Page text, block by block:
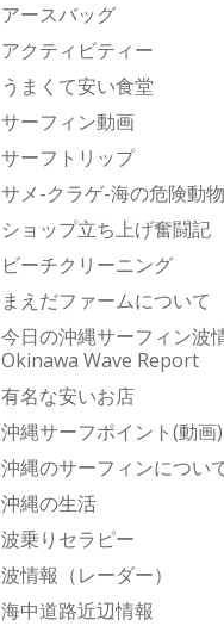
アースバッグ
アクティビティー
うまくて安い食堂
サーフィン動画
サーフトリップ
サメ-クラゲ-海の危険動物
ショップ立ち上げ奮闘記
ビーチクリーニング
まえだファームについて
今日の沖縄サーフィン波
Okinawa Wave Report
有名な安いお店
沖縄サーフポイント(動画)
沖縄のサーフィンについ
沖縄の生活
波乗りセラピー
波情報（レーダー）
海中道路近辺情報